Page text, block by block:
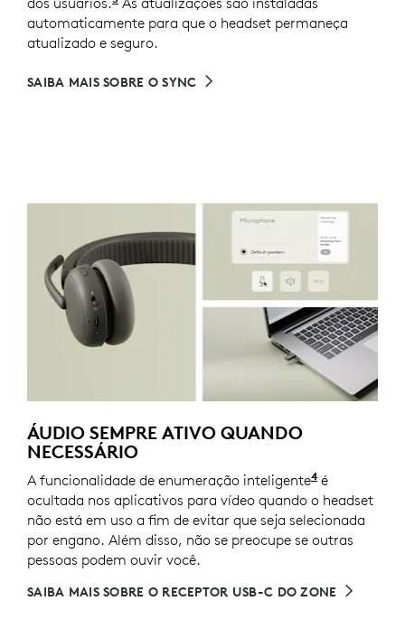
automaticamente para que o headset permaneça
atualizado e seguro.
SAIBA MAIS SOBRE O SYNC
ÁUDIO SEMPRE ATIVO QUANDO
NECESSÁRIO
A funcionalidade de enumeração inteligente4Em versões
é
ocultada nos aplicativos para vídeo quando o headset
não está em uso a fim de evitar que seja selecionada
por engano. Além disso, não se preocupe se outras
pessoas podem ouvir você.
SAIBA MAIS SOBRE O RECEPTOR USB-C DO ZONE